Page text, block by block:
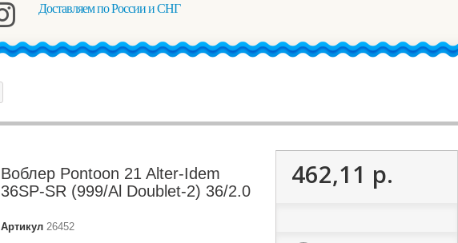
Доставляем по России и СНГ
Воблер Pontoon 21 Alter-Idem
36SP-SR (999/Al Doublet-2) 36/2.0
Артикул 26452
462,11 р.